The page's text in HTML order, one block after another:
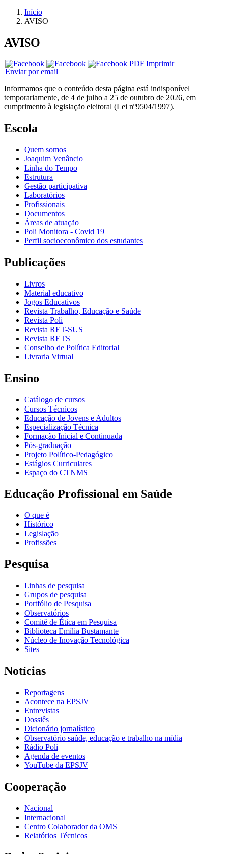
Início
AVISO
AVISO
PDF Imprimir
Enviar por email
Informamos que o conteúdo desta página está indisponível
temporariamente, de 4 de julho a 25 de outubro de 2026, em
cumprimento à legislação eleitoral (Lei nº9504/1997).
Escola
Quem somos
Joaquim Venâncio
Linha do Tempo
Estrutura
Gestão participativa
Laboratórios
Profissionais
Documentos
Áreas de atuação
Poli Monitora - Covid 19
Perfil socioeconômico dos estudantes
Publicações
Livros
Material educativo
Jogos Educativos
Revista Trabalho, Educação e Saúde
Revista Poli
Revista RET-SUS
Revista RETS
Conselho de Política Editorial
Livraria Virtual
Ensino
Catálogo de cursos
Cursos Técnicos
Educação de Jovens e Adultos
Especialização Técnica
Formação Inicial e Continuada
Pós-graduação
Projeto Político-Pedagógico
Estágios Curriculares
Espaço do CTNMS
Educação Profissional em Saúde
O que é
Histórico
Legislação
Profissões
Pesquisa
Linhas de pesquisa
Grupos de pesquisa
Portfólio de Pesquisa
Observatórios
Comitê de Ética em Pesquisa
Biblioteca Emília Bustamante
Núcleo de Inovação Tecnológica
Sites
Notícias
Reportagens
Acontece na EPSJV
Entrevistas
Dossiês
Dicionário jornalístico
Observatório saúde, educação e trabalho na mídia
Rádio Poli
Agenda de eventos
YouTube da EPSJV
Cooperação
Nacional
Internacional
Centro Colaborador da OMS
Relatórios Técnicos